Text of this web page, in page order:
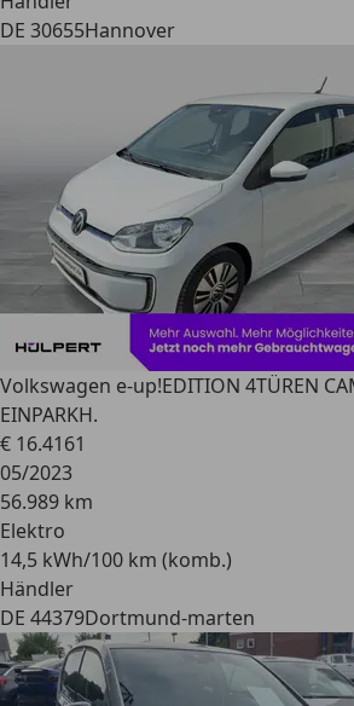
DE 30655Hannover
Volkswagen e-up!EDITION 4TÜREN
EINPARKH.
€ 16.4161
05/2023
56.989 km
Elektro
14,5 kWh/100 km (komb.)
Händler
DE 44379Dortmund-marten